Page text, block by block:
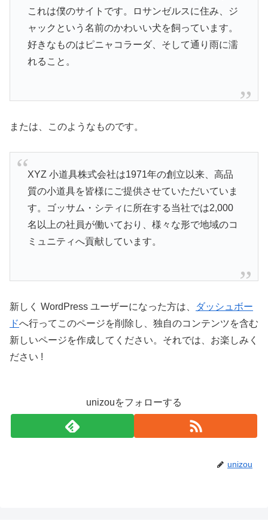
これは僕のサイトです。ロサンゼルスに住み、ジ
ャックという名前のかわいい犬を飼っています。
好きなものはピニャコラーダ、そして通り雨に濡
れること。
または、このようなものです。
XYZ 小道具株式会社は1971年の創立以来、高品
質の小道具を皆様にご提供させていただいていま
す。ゴッサム・シティに所在する当社では2,000
名以上の社員が働いており、様々な形で地域のコ
ミュニティへ貢献しています。
新しく WordPress ユーザーになった方は、
ダッシュボー
ドへ行ってこのページを削除し、独自のコンテンツを含む
新しいページを作成してください。それでは、お楽しみく
ださい !
unizouをフォローする
unizou